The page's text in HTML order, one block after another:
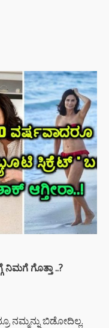
ಗೊತ್ತಾ ..?
ನಮ್ಮನ್ನು ಬಿಡೋದಿಲ್ಲ.